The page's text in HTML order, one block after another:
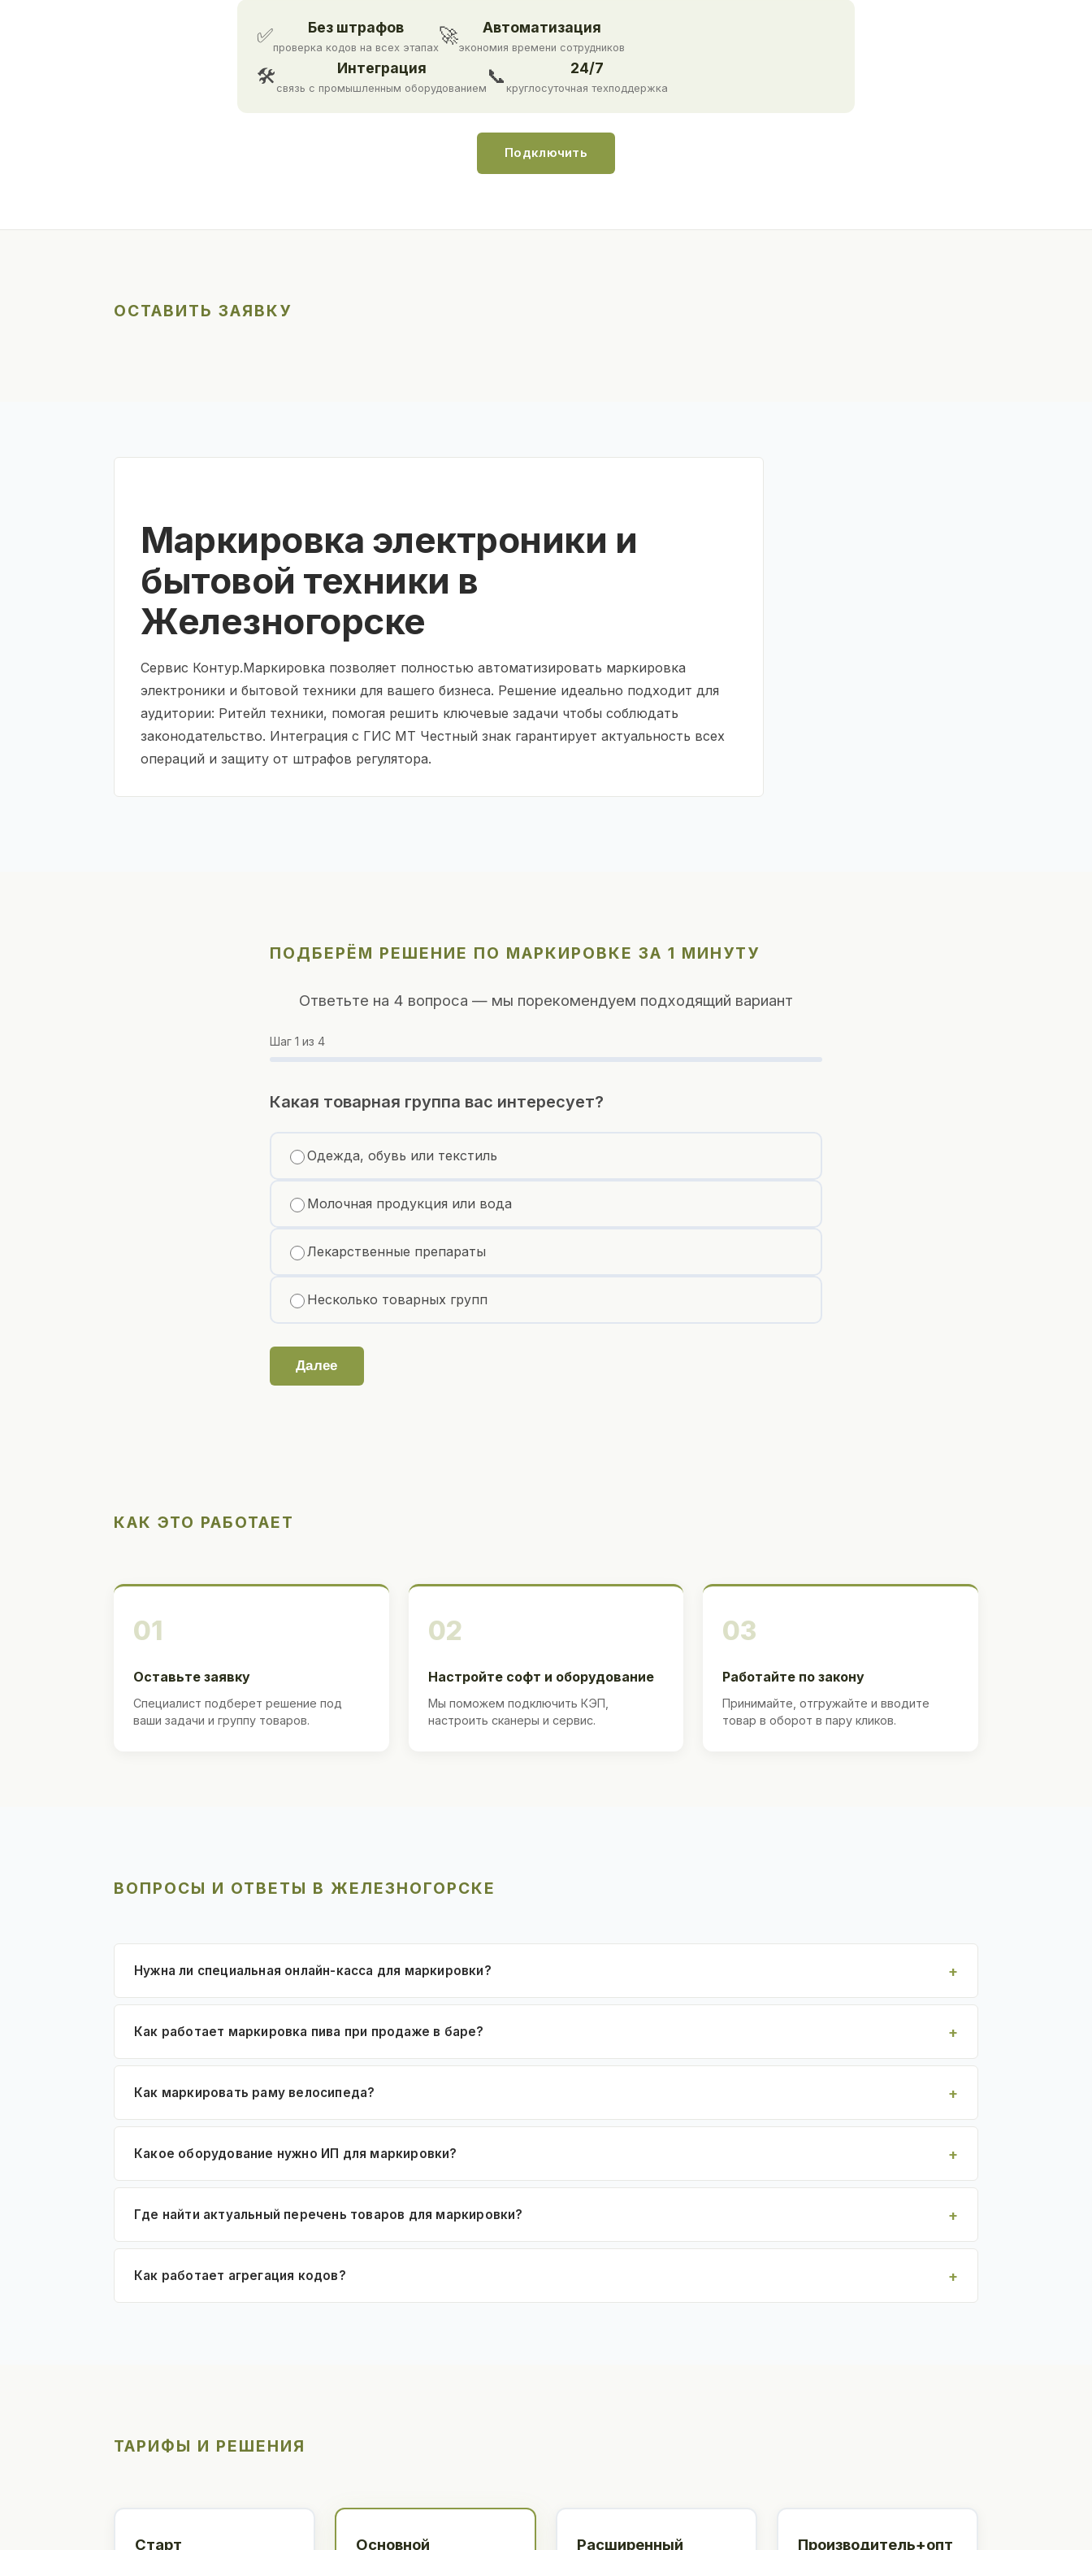
✅ Без штрафов
проверка кодов на всех этапах
🚀 Автоматизация
экономия времени сотрудников
🛠 Интеграция
связь с промышленным оборудованием
📞 24/7
круглосуточная техподдержка
Подключить
ОСТАВИТЬ ЗАЯВКУ
Маркировка электроники и
бытовой техники в
Железногорске
Сервис Контур.Маркировка позволяет полностью автоматизировать маркировка
электроники и бытовой техники для вашего бизнеса. Решение идеально подходит для
аудитории: Ритейл техники, помогая решить ключевые задачи чтобы соблюдать
законодательство. Интеграция с ГИС МТ Честный знак гарантирует актуальность всех
операций и защиту от штрафов регулятора.
ПОДБЕРЁМ РЕШЕНИЕ ПО МАРКИРОВКЕ ЗА 1 МИНУТУ
Ответьте на 4 вопроса — мы порекомендуем подходящий вариант
Шаг 1 из 4
Какая товарная группа вас интересует?
Одежда, обувь или текстиль
Молочная продукция или вода
Лекарственные препараты
Несколько товарных групп
Далее
КАК ЭТО РАБОТАЕТ
01
Оставьте заявку
Специалист подберет решение под
ваши задачи и группу товаров.
02
Настройте софт и оборудование
Мы поможем подключить КЭП,
настроить сканеры и сервис.
03
Работайте по закону
Принимайте, отгружайте и вводите
товар в оборот в пару кликов.
ВОПРОСЫ И ОТВЕТЫ В ЖЕЛЕЗНОГОРСКЕ
Нужна ли специальная онлайн-касса для маркировки?
Как работает маркировка пива при продаже в баре?
Как маркировать раму велосипеда?
Какое оборудование нужно ИП для маркировки?
Где найти актуальный перечень товаров для маркировки?
Как работает агрегация кодов?
ТАРИФЫ И РЕШЕНИЯ
Старт Основной Расширенный Производитель+опт